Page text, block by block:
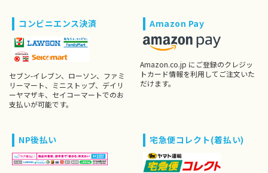
コンビニエンス決済
セブン-イレブン、ローソン、ファミ
リーマート、ミニストップ、デイリ
ーヤマザキ、セイコーマートでのお
支払いが可能です。
Amazon Pay
Amazon.co.jp にご登録のクレジッ
トカード情報を利用してご注文いた
だけます。
NP後払い 宅急便コレクト(着払い)